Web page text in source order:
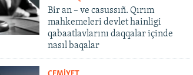
Bir an – ve casussıñ. Qırım
mahkemeleri devlet hainligi
qabaatlavlarını daqqalar içinde
nasıl baqalar